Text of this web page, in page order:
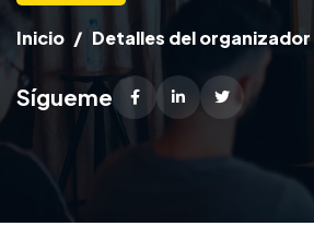
Inicio Detalles del organizador
Sígueme